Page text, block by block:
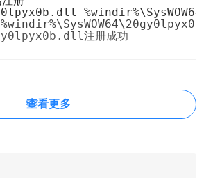
注册成功
查看更多